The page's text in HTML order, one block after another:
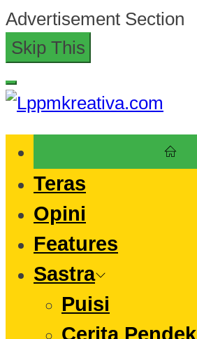
Skip
to
content
Advertisement Section
Skip This
Teras
Opini
Features
Sastra
Puisi
Cerita Pendek